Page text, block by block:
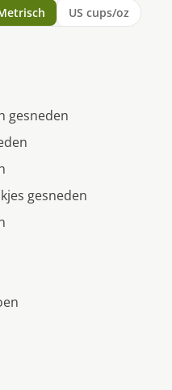
US cups/oz
gesneden
gesneden